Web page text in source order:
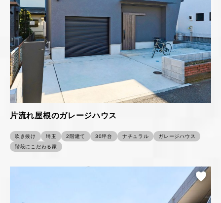
片流れ屋根のガレージハウス
吹き抜け 埼玉 2階建て 30坪台 ナチュラル
ガレージハウス
階段にこだわる家